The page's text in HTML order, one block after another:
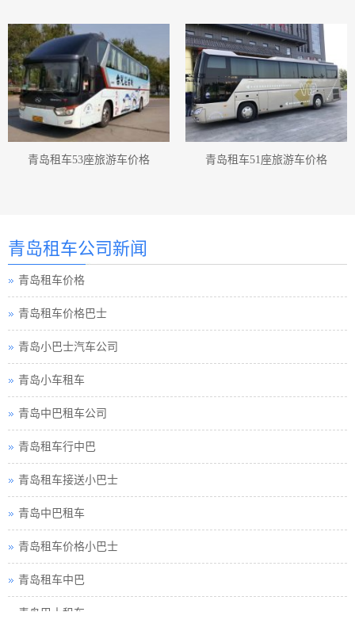
青岛租车53座旅游车价格 青岛租车51座旅游车价格
青岛租车公司新闻
青岛租车价格
青岛租车价格巴士
青岛小巴士汽车公司
青岛小车租车
青岛中巴租车公司
青岛租车行中巴
青岛租车接送小巴士
青岛中巴租车
青岛租车价格小巴士
青岛租车中巴
青岛巴士租车